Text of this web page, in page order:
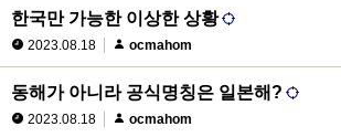
한국만 가능한 이상한 상황
2023.08.18 ocmahom
동해가 아니라 공식명칭은 일본해?
2023.08.18 ocmahom